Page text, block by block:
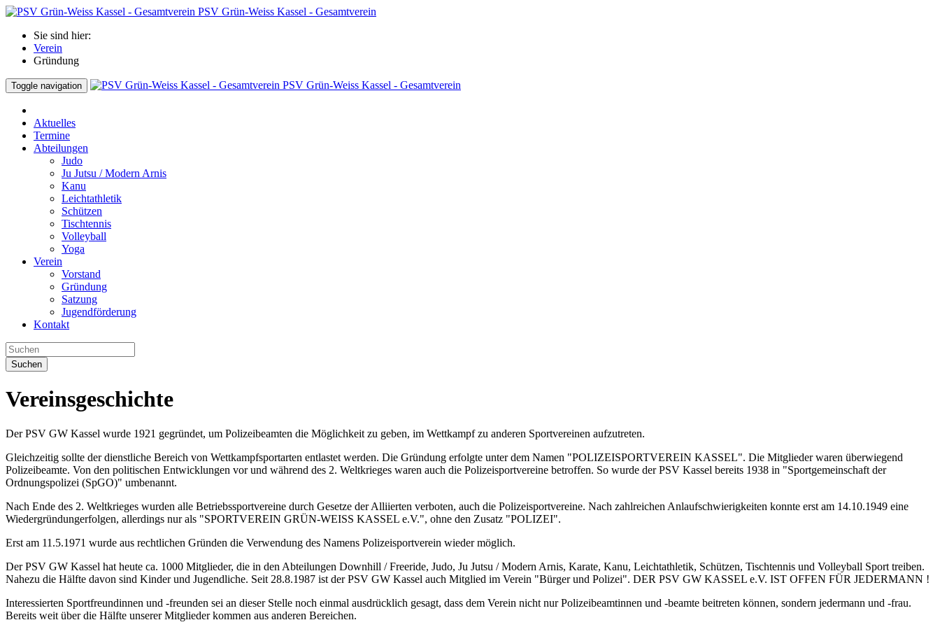
PSV Grün-Weiss Kassel - Gesamtverein
Sie sind hier:
Verein
Gründung
Toggle navigation PSV Grün-Weiss Kassel - Gesamtverein
Aktuelles
Termine
Abteilungen
Judo
Ju Jutsu / Modern Arnis
Kanu
Leichtathletik
Schützen
Tischtennis
Volleyball
Yoga
Verein
Vorstand
Gründung
Satzung
Jugendförderung
Kontakt
Suchen
Vereinsgeschichte
Der PSV GW Kassel wurde 1921 gegründet, um Polizeibeamten die Möglichkeit zu geben, im Wettkampf zu anderen Sportvereinen aufzutreten.
Gleichzeitig sollte der dienstliche Bereich von Wettkampfsportarten entlastet werden. Die Gründung erfolgte unter dem Namen "POLIZEISPORTVEREIN KASSEL". Die Mitglieder waren überwiegend
Polizeibeamte. Von den politischen Entwicklungen vor und während des 2. Weltkrieges waren auch die Polizeisportvereine betroffen. So wurde der PSV Kassel bereits 1938 in "Sportgemeinschaft der
Ordnungspolizei (SpGO)" umbenannt.
Nach Ende des 2. Weltkrieges wurden alle Betriebssportvereine durch Gesetze der Alliierten verboten, auch die Polizeisportvereine. Nach zahlreichen Anlaufschwierigkeiten konnte erst am 14.10.1949 eine
Wiedergründungerfolgen, allerdings nur als "SPORTVEREIN GRÜN-WEISS KASSEL e.V.", ohne den Zusatz "POLIZEI".
Erst am 11.5.1971 wurde aus rechtlichen Gründen die Verwendung des Namens Polizeisportverein wieder möglich.
Der PSV GW Kassel hat heute ca. 1000 Mitglieder, die in den Abteilungen Downhill / Freeride, Judo, Ju Jutsu / Modern Arnis, Karate, Kanu, Leichtathletik, Schützen, Tischtennis und Volleyball Sport treiben.
Nahezu die Hälfte davon sind Kinder und Jugendliche. Seit 28.8.1987 ist der PSV GW Kassel auch Mitglied im Verein "Bürger und Polizei". DER PSV GW KASSEL e.V. IST OFFEN FÜR JEDERMANN !
Interessierten Sportfreundinnen und -freunden sei an dieser Stelle noch einmal ausdrücklich gesagt, dass dem Verein nicht nur Polizeibeamtinnen und -beamte beitreten können, sondern jedermann und -frau.
Bereits weit über die Hälfte unserer Mitglieder kommen aus anderen Bereichen.